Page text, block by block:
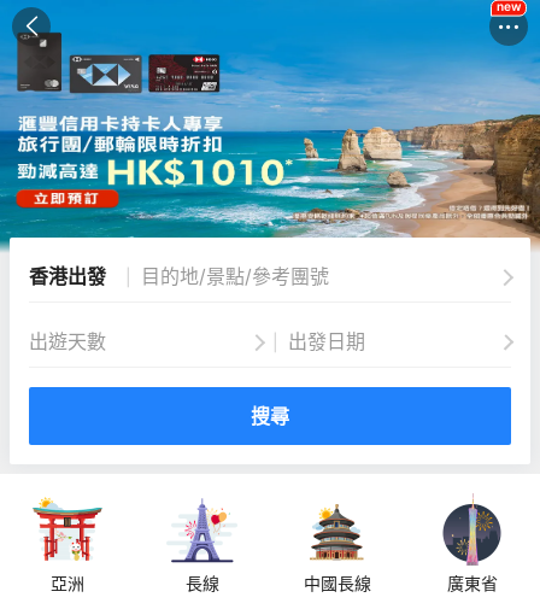
new
香港出發 目的地/景點/參考團號
出遊天數 出發日期
搜尋
亞洲 長線 中國長線 廣東省